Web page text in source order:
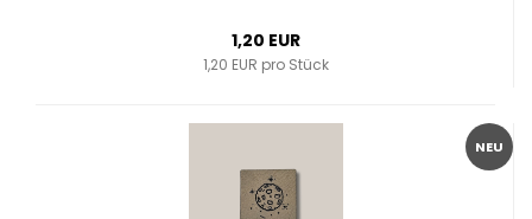
1,20 EUR
1,20 EUR pro Stück
NEU